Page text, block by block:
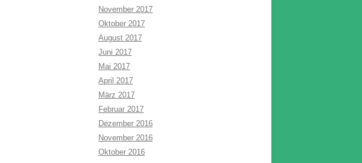
November 2017
Oktober 2017
August 2017
Juni 2017
Mai 2017
April 2017
März 2017
Februar 2017
Dezember 2016
November 2016
Oktober 2016